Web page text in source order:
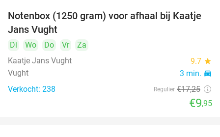
42%
Notenbox (1250 gram) voor afhaal bij Kaatje
Jans Vught
Di Wo Do Vr
Za
Kaatje Jans Vught
9.7 star
Vught 3 min. directions_car
Verkocht: 238 Regulier €17,25
€9,95